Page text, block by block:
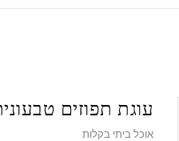
עוגת תפוזים
אוכל ביתי בקלות